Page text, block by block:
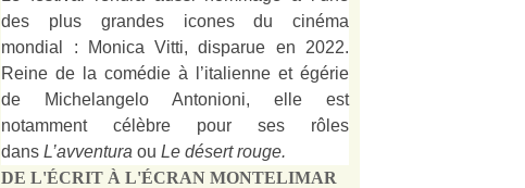
des plus grandes icones du cinéma
mondial : Monica Vitti, disparue en 2022.
Reine de la comédie à l’italienne et égérie
de Michelangelo Antonioni, elle est
notamment célèbre pour ses rôles
dans L’avventura ou Le désert rouge.
DE L'ÉCRIT À L'ÉCRAN MONTELIMAR